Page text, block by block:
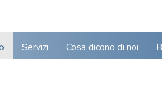
Servizi Cosa dicono di noi